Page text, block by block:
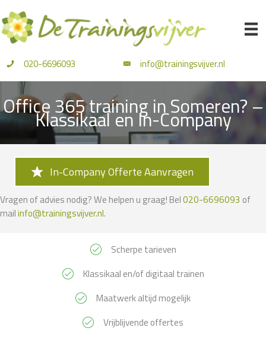
naar
de
inhoud
020-6696093 info@trainingsvijver.nl
Office 365 training in Someren? –
Klassikaal en In-Company
In-Company Offerte Aanvragen
Vragen of advies nodig? We helpen u graag! Bel020-6696093 of
mailinfo@trainingsvijver.nl.
Scherpe tarieven
Klassikaal en/of digitaal trainen
Maatwerk altijd mogelijk
Vrijblijvende offertes